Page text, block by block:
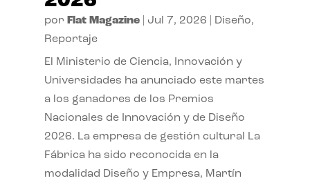
por Flat Magazine| Jul 7, 2026 Diseño,
Reportaje
El Ministerio de Ciencia, Innovación y
Universidades ha anunciado este martes
a los ganadores de los Premios
Nacionales de Innovación y de Diseño
2026. La empresa de gestión cultural La
Fábrica ha sido reconocida en la
modalidad Diseño y Empresa, Martín